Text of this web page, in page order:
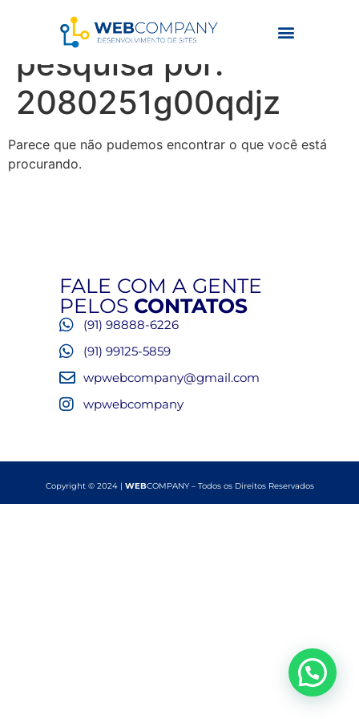
Resultados da
pesquisa por:
2080251g00qdjz
Parece que não pudemos encontrar o que você está
procurando.
FALE COM A GENTE
PELOS CONTATOS
(91) 98888-6226
(91) 99125-5859
wpwebcompany@gmail.com
wpwebcompany
Copyright © 2024 | WEBCOMPANY – Todos os Direitos Reservados